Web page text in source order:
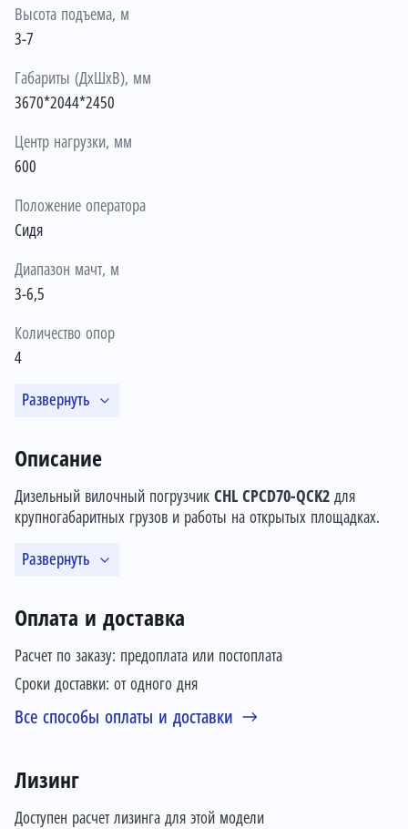
Высота подъема, м
3-7
Габариты (ДхШхВ), мм
3670*2044*2450
Центр нагрузки, мм
600
Положение оператора
Сидя
Диапазон мачт, м
3-6,5
Количество опор
4
Развернуть
Оплата и доставка
Расчет по заказу: предоплата или постоплата
Сроки доставки: от одного дня
Все способы оплаты и доставки
Лизинг
Доступен расчет лизинга для этой модели
Описание
Дизельный вилочный погрузчик CHL CPCD70-QCK2 для
крупногабаритных грузов и работы на открытых площадках.
Развернуть